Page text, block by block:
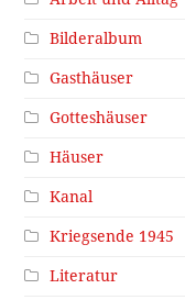
Bilderalbum
Gasthäuser
Gotteshäuser
Häuser
Kanal
Kriegsende 1945
Literatur